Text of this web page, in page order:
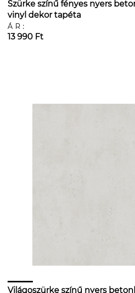
Szürke színű fényes nyers
vinyl dekor tapéta
ÁR:
13 990 Ft
Világoszürke színű nyers